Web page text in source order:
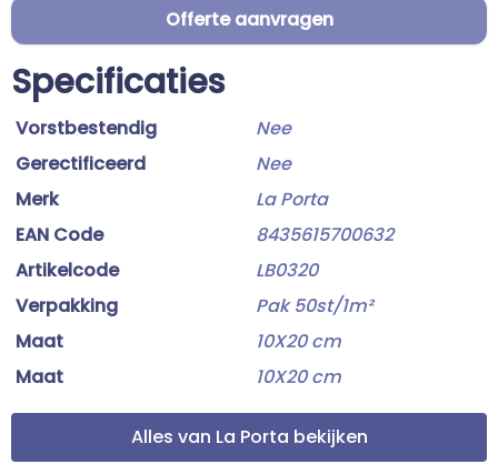
Offerte aanvragen
Specificaties
Vorstbestendig
Nee
Gerectificeerd
Nee
Merk
La Porta
EAN Code
8435615700632
Artikelcode
LB0320
Verpakking
Pak 50st/1m²
Maat
10X20 cm
Maat
10X20 cm
Alles van La Porta bekijken